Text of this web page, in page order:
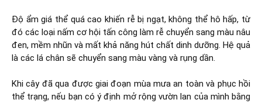
Độ ẩm giá thể quá cao khiến rễ bị ngạt, không thể hô hấp, từ
đó các loại nấm cơ hội tấn công làm rễ chuyển sang màu nâu
đen, mềm nhũn và mất khả năng hút chất dinh dưỡng. Hệ quả
là các lá chân sẽ chuyển sang màu vàng và rụng dần.
Khi cây đã qua được giai đoạn mùa mưa an toàn và phục hồi
thể trạng, nếu bạn có ý định mở rộng vườn lan của mình bằng